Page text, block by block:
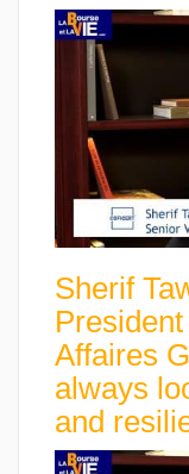
Sherif
Affaires
always
and